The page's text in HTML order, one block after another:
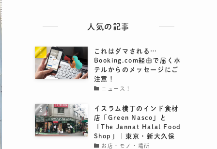
人気の記事
これはダマされる…
Booking.com経由で届くホ
テルからのメッセージにご
注意！
ニュース！
イスラム横丁のインド食材
店「Green Nasco」と
「The Jannat Halal Food
Shop」｜東京・新大久保
お店・モノ・場所